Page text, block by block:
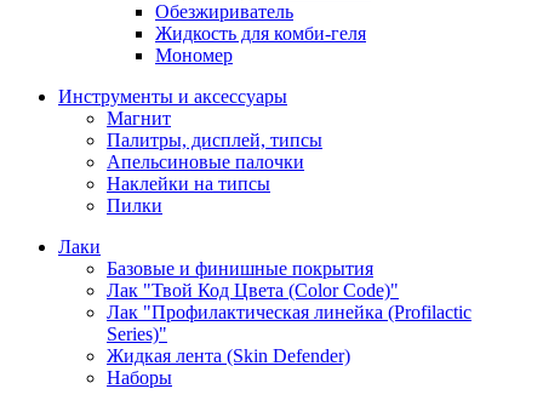
Обезжириватель
Жидкость для комби-геля
Мономер
Инструменты и аксессуары
Магнит
Палитры, дисплей, типсы
Апельсиновые палочки
Наклейки на типсы
Пилки
Лаки
Базовые и финишные покрытия
Лак "Твой Код Цвета (Color Code)"
Лак "Профилактическая линейка (Profilactic
Series)"
Жидкая лента (Skin Defender)
Наборы